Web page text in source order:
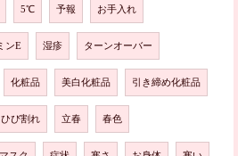
5℃ 予報 お手入れ
ンE 湿疹 ターンオーバー
化粧品 美白化粧品 引き締め化粧品
ひび割れ 立春 春色